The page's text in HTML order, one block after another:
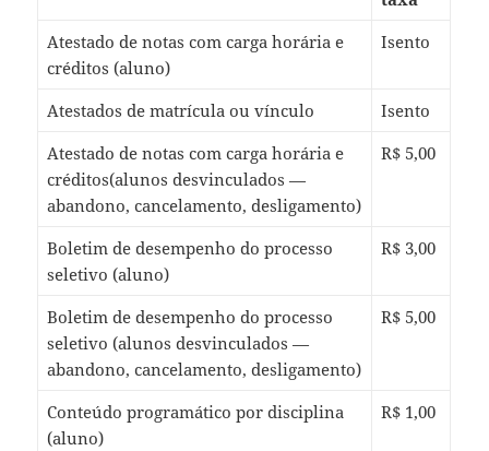
Atestado de notas com carga horária e
créditos (aluno)
Isento
Atestados de matrícula ou vínculo
Isento
Atestado de notas com carga horária e
créditos(alunos desvinculados —
abandono, cancelamento, desligamento)
R$ 5,00
Boletim de desempenho do processo
seletivo (aluno)
R$ 3,00
Boletim de desempenho do processo
seletivo (alunos desvinculados —
abandono, cancelamento, desligamento)
R$ 5,00
Conteúdo programático por disciplina
(aluno)
R$ 1,00